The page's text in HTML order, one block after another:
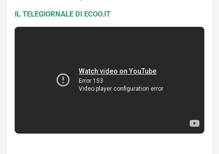
IL TELEGIORNALE DI ECOO.IT